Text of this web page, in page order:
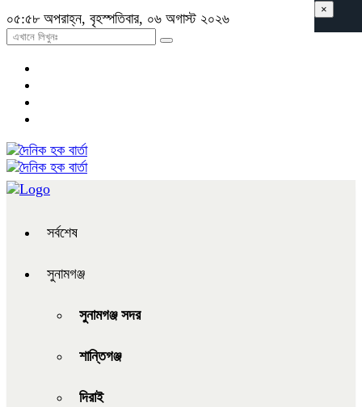
০৫:৫৮ অপরাহ্ন, বৃহস্পতিবার, ০৬ অগাস্ট ২০২৬
সর্বশেষ
সুনামগঞ্জ
সুনামগঞ্জ সদর
শান্তিগঞ্জ
দিরাই
×